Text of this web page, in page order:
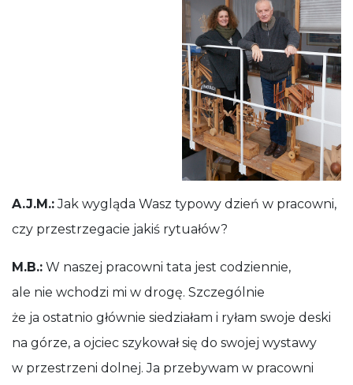
A.J.M.:Jak wygląda Wasz typowy dzień w pracowni,
czy przestrzegacie jakiś rytuałów?
M.B.: W naszej pracowni tata jest codziennie,
ale nie wchodzi mi w drogę. Szczególnie
że ja ostatnio głównie siedziałam i ryłam swoje deski
na górze, a ojciec szykował się do swojej wystawy
w przestrzeni dolnej. Ja przebywam w pracowni